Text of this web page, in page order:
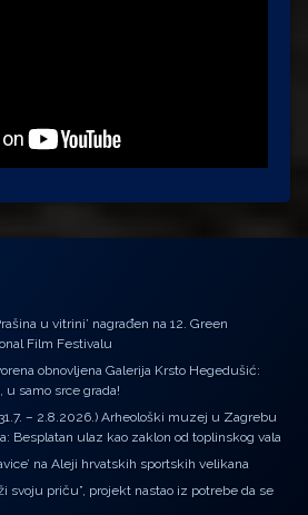
u vitrini’ nagrađen na 12. Green
Film Festivalu
obnovljena Galerija Krsto Hegedušić:
samo srce grada!
– 2.8.2026.) Arheološki muzej u Zagrebu
Besplatan ulaz kao zaklon od toplinskog vala
na Aleji hrvatskih sportskih velikana
svoju priču”, projekt nastao iz potrebe da se